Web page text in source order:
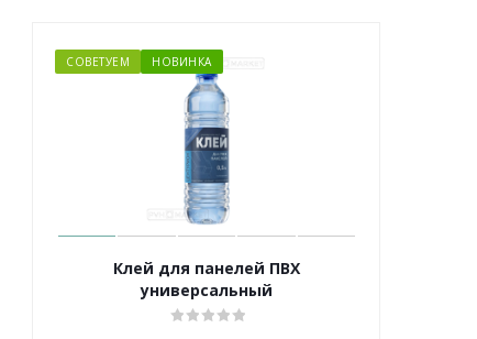
СОВЕТУЕМ НОВИНКА
Клей для панелей ПВХ
универсальный